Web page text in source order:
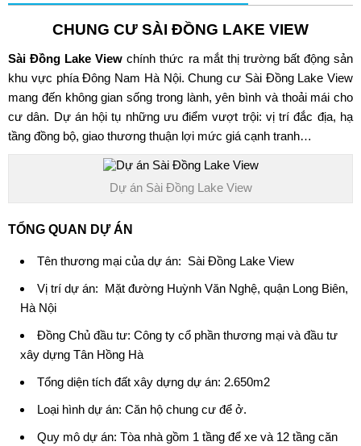
CHUNG CƯ SÀI ĐỒNG LAKE VIEW
Sài Đồng Lake View chính thức ra mắt thị trường bất động sản
khu vực phía Đông Nam Hà Nội. Chung cư Sài Đồng Lake View
mang đến không gian sống trong lành, yên bình và thoải mái cho
cư dân. Dự án hội tụ những ưu điểm vượt trội: vị trí đắc địa, hạ
tầng đồng bộ, giao thương thuận lợi mức giá cạnh tranh…
Dự án Sài Đồng Lake View
TỔNG QUAN DỰ ÁN
Tên thương mại của dự án: Sài Đồng Lake View
Vị trí dự án: Mặt đường Huỳnh Văn Nghệ, quận Long Biên,
Hà Nội
Đồng Chủ đầu tư: Công ty cổ phần thương mại và đầu tư
xây dựng Tân Hồng Hà
Tổng diện tích đất xây dựng dự án: 2.650m2
Loại hình dự án: Căn hộ chung cư để ở.
Quy mô dự án: Tòa nhà gồm 1 tầng để xe và 12 tầng căn